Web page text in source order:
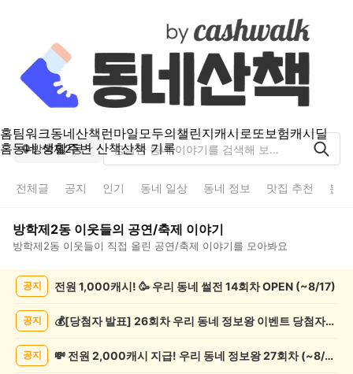
홈팀워크동네산책 런마일모두의챌린지캐시로또보험캐시딜
홈동네 생활주변 산책산책 기록
방학제2동
전체글 공지 인기 동네 일상 동네 정보 맛집 추천 분
방학제2동 이웃들의 공연/축제 이야기
방학제2동 이웃들이 직접 올린 공연/축제 이야기를 모아봐요
연/
공지 전원 1,000캐시! 🥳 우리 동네 썰전 14회차 OPEN (~8/17)
공지 💰[당첨자 발표] 26회차 우리 동네 정보왕 이벤트 당첨자를 발표합니다!
공지 💸 전원 2,000캐시 지급! 우리 동네 정보왕 27회차 (~8/10)